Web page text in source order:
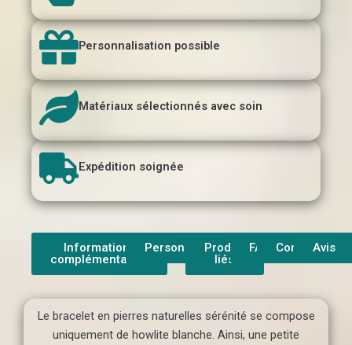
Personnalisation possible
Matériaux sélectionnés avec soin
Expédition soignée
Informations
complémentaires
Personnalisation
Produit
liés
FAQ ContactAvis
Le bracelet en pierres naturelles sérénité se compose
uniquement de howlite blanche. Ainsi, une petite